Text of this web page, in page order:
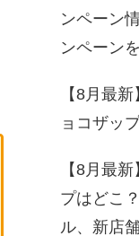
ンペーン
ンペーン
【8月最
ョコザッ
【8月最
プはどこ
ル、新店